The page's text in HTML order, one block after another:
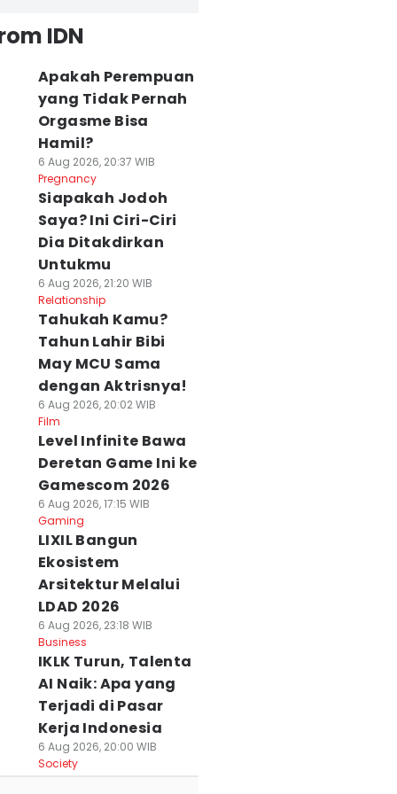
IDN
Apakah Perempuan
yang Tidak Pernah
Orgasme Bisa
Hamil?
6 Aug 2026, 20:37 WIB
Pregnancy
Siapakah Jodoh
Saya? Ini Ciri-Ciri
Dia Ditakdirkan
Untukmu
6 Aug 2026, 21:20 WIB
Relationship
Tahukah Kamu?
Tahun Lahir Bibi
May MCU Sama
dengan Aktrisnya!
6 Aug 2026, 20:02 WIB
Film
Level Infinite Bawa
Deretan Game Ini ke
Gamescom 2026
6 Aug 2026, 17:15 WIB
Gaming
LIXIL Bangun
Ekosistem
Arsitektur Melalui
LDAD 2026
6 Aug 2026, 23:18 WIB
Business
IKLK Turun, Talenta
AI Naik: Apa yang
Terjadi di Pasar
Kerja Indonesia
6 Aug 2026, 20:00 WIB
Society